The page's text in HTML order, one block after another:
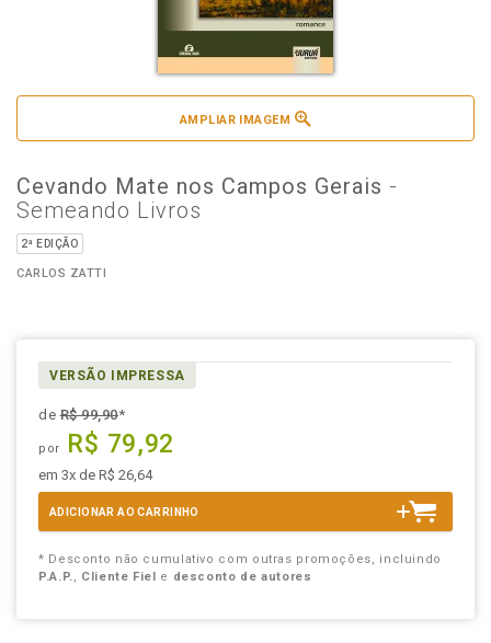
AMPLIAR IMAGEM
Cevando Mate nos Campos Gerais -
Semeando Livros
2ª EDIÇÃO
CARLOS ZATTI
VERSÃO IMPRESSA
deR$ 99,90*
por R$ 79,92
em 3x de R$ 26,64
ADICIONAR AO CARRINHO
* Desconto não cumulativo com outras promoções, incluindo
P.A.P., Cliente Fiel e desconto de autores